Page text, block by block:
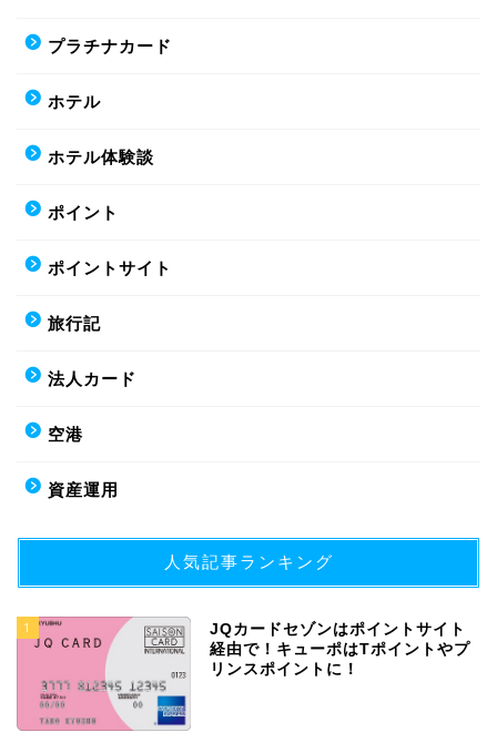
プラチナカード
ホテル
ホテル体験談
ポイント
ポイントサイト
旅行記
法人カード
空港
資産運用
人気記事ランキング
1
JQカードセゾンはポイントサイト
経由で！キューポはTポイントやプ
リンスポイントに！